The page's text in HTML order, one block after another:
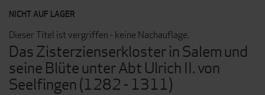
Das Zisterzienserkloster in Salem und
seine Blüte unter Abt Ulrich II. von
Seelfingen (1282 - 1311)
NICHT AUF LAGER
Dieser Titel ist vergriffen - keine Nachauflage.